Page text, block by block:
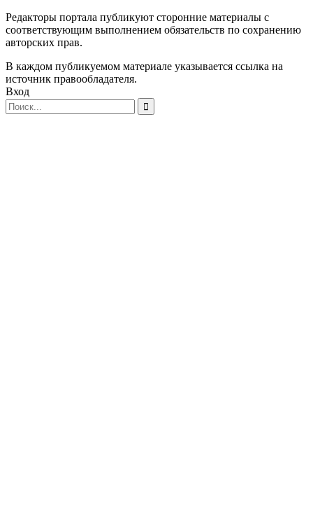
Редакторы портала публикуют сторонние материалы с
соответствующим выполнением обязательств по сохранению
авторских прав.
В каждом публикуемом материале указывается ссылка на
источник правообладателя.
Вход